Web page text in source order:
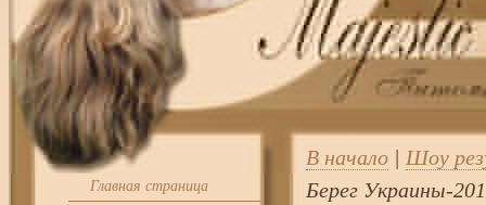
Главная страница
В начало
Шоу
Берег Украины-